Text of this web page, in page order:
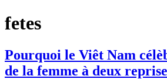
fetes
Pourquoi le Viêt Nam
de la femme à deux